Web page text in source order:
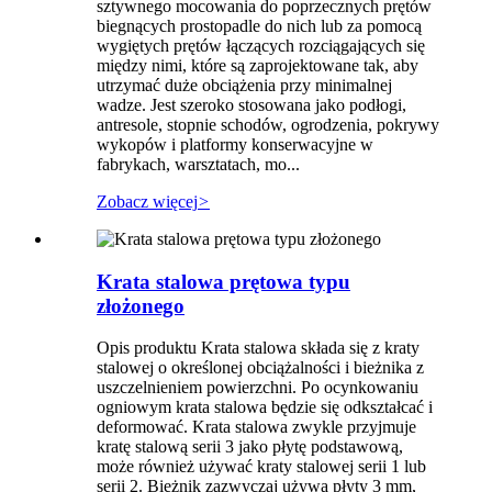
sztywnego mocowania do poprzecznych prętów
biegnących prostopadle do nich lub za pomocą
wygiętych prętów łączących rozciągających się
między nimi, które są zaprojektowane tak, aby
utrzymać duże obciążenia przy minimalnej
wadze. Jest szeroko stosowana jako podłogi,
antresole, stopnie schodów, ogrodzenia, pokrywy
wykopów i platformy konserwacyjne w
fabrykach, warsztatach, mo...
Zobacz więcej>
Krata stalowa prętowa typu
złożonego
Opis produktu Krata stalowa składa się z kraty
stalowej o określonej obciążalności i bieżnika z
uszczelnieniem powierzchni. Po ocynkowaniu
ogniowym krata stalowa będzie się odkształcać i
deformować. Krata stalowa zwykle przyjmuje
kratę stalową serii 3 jako płytę podstawową,
może również używać kraty stalowej serii 1 lub
serii 2. Bieżnik zazwyczaj używa płyty 3 mm,